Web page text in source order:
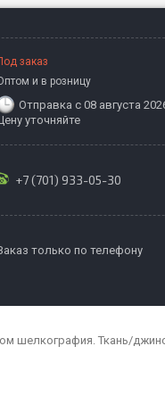
заказ
и в розницу
Отправка с 08 августа
уточняйте
+7 (701) 933-05-30
только по телефону
шелкография. Ткань/